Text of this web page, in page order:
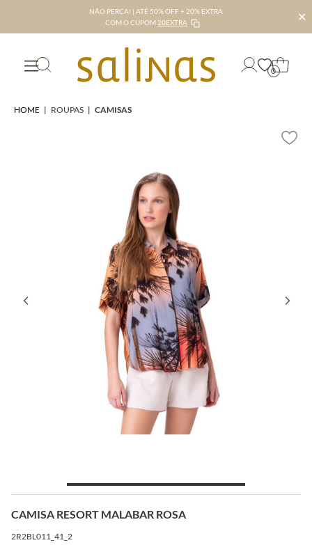
NÃO PERCA! | ATÉ 50% OFF + 20% EXTRA
COM O CUPOM 20EXTRA ✕
0
HOME | ROUPAS | CAMISAS
CAMISA RESORT MALABAR ROSA
2R2BL011_41_2